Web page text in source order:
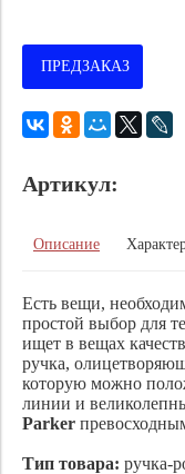
ПРЕДЗАКАЗ
Артикул:
Описание
Есть вещи,
простой выбор для
ищет в вещах
ручка,
которую можно
линии и
Parker
Тип товара: ручка-